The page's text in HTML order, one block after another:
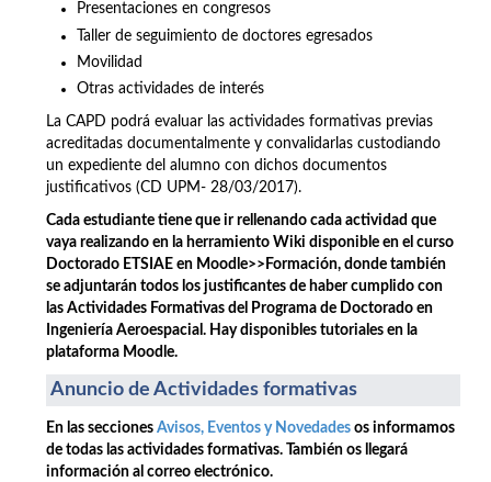
Presentaciones en congresos
Taller de seguimiento de doctores egresados
Movilidad
Otras actividades de interés
La CAPD podrá evaluar las actividades formativas previas
acreditadas documentalmente y convalidarlas custodiando
un expediente del alumno con dichos documentos
justificativos (CD UPM- 28/03/2017).
Cada estudiante tiene que ir rellenando cada actividad que
vaya realizando en la herramiento Wiki disponible en el curso
Doctorado ETSIAE en Moodle>>Formación, donde también
se adjuntarán todos los justificantes de haber cumplido con
las Actividades Formativas del Programa de Doctorado en
Ingeniería Aeroespacial. Hay disponibles tutoriales en la
plataforma Moodle.
Anuncio de Actividades formativas
En las secciones Avisos, Eventos y Novedades os informamos
de todas las actividades formativas. También os llegará
información al correo electrónico.